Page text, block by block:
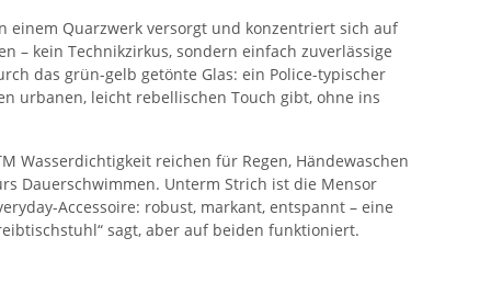
einem Quarzwerk versorgt und konzentriert sich auf
– kein Technikzirkus, sondern einfach zuverlässige
das grün-gelb getönte Glas: ein Police-typischer
urbanen, leicht rebellischen Touch gibt, ohne ins
Wasserdichtigkeit reichen für Regen, Händewaschen
Dauerschwimmen. Unterm Strich ist die Mensor
Accessoire: robust, markant, entspannt – eine
sagt, aber auf beiden funktioniert.